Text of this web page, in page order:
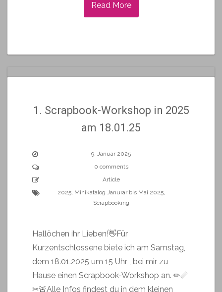
Read More
1. Scrapbook-Workshop in 2025
am 18.01.25
9. Januar 2025
0 comments
Article
2025, Minikatalog Janurar bis Mai 2025,
Scrapbooking
Hallöchen ihr Lieben!👋Für
Kurzentschlossene biete ich am Samstag,
dem 18.01.2025 um 15 Uhr , bei mir zu
Hause einen Scrapbook-Workshop an. ✏📏
✂🚨Alle Infos findest du in dem kleinen